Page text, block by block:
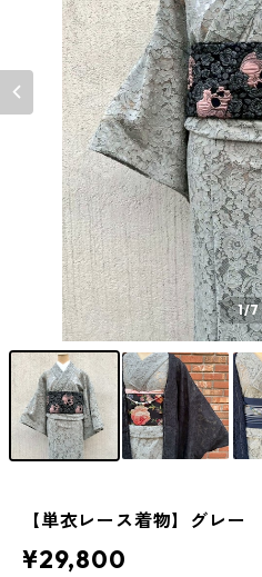
1/7
【単衣レース着物】グレー
¥29,800